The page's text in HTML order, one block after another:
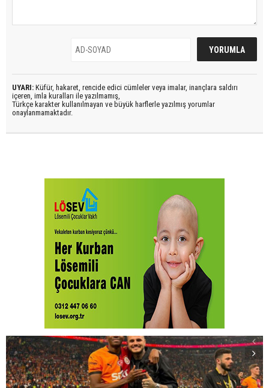
UYARI: Küfür, hakaret, rencide edici cümleler veya imalar, inançlara saldırı
içeren, imla kuralları ile yazılmamış,
Türkçe karakter kullanılmayan ve büyük harflerle yazılmış yorumlar
onaylanmamaktadır.